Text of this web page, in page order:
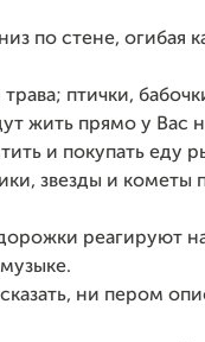
по стене, огибая
птички,
жить прямо у Вас
и покупать еду
звезды и кометы
реагируют
ни пером